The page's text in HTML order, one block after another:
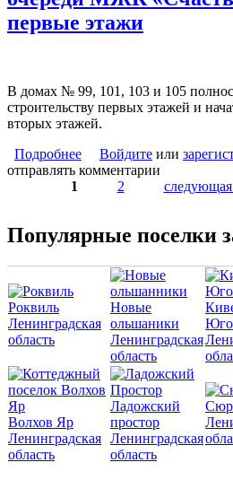
первые этажи
В домах № 99, 101, 103 и 105
строительству первых этажей и
вторых этажей.
Подробнее о В таунхаусах
«Счастье» построены
Войдите или
отправлять комментарии
1 2 следующая
Популярные поселки
Роквиль
Ленинградская
область
Новые
ольшаники
Ленинградская
область
Волхов Яр
Ленинградская
область
Ладожский
простор
Ленинградская
область